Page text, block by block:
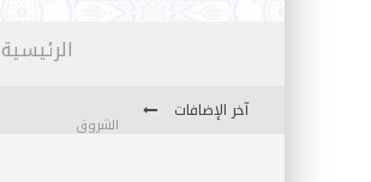
الرئيسية
آخر الإضافات